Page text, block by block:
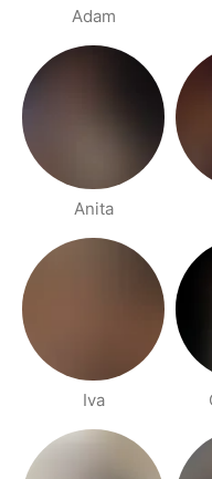
Adam
Anita
Iva